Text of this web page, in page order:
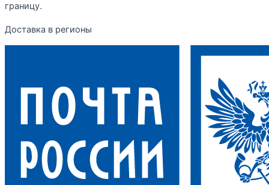
границу.
Доставка в регионы